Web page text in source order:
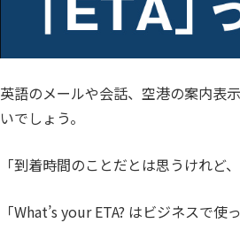
英語のメールや会話、空港の案内表
いでしょう。
「到着時間のことだとは思うけれど
「What’s your ETA? はビジネスで使